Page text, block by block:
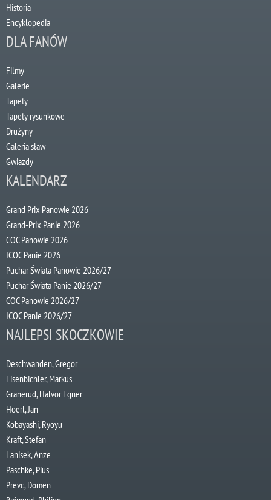
Historia
Encyklopedia
DLA FANÓW
Filmy
Galerie
Tapety
Tapety rysunkowe
Drużyny
Galeria sław
Gwiazdy
KALENDARZ
Grand Prix Panowie 2026
Grand-Prix Panie 2026
COC Panowie 2026
ICOC Panie 2026
Puchar Świata Panowie 2026/27
Puchar Świata Panie 2026/27
COC Panowie 2026/27
ICOC Panie 2026/27
NAJLEPSI SKOCZKOWIE
Deschwanden, Gregor
Eisenbichler, Markus
Granerud, Halvor Egner
Hoerl, Jan
Kobayashi, Ryoyu
Kraft, Stefan
Lanisek, Anze
Paschke, Pius
Prevc, Domen